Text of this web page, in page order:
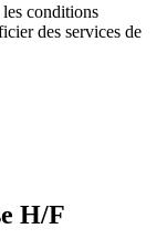
conditions
des services de
H/F